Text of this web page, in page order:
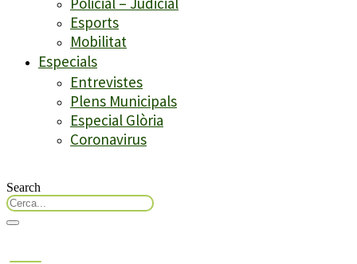
Esports
Mobilitat
Especials
Entrevistes
Plens Municipals
Especial Glòria
Coronavirus
Search